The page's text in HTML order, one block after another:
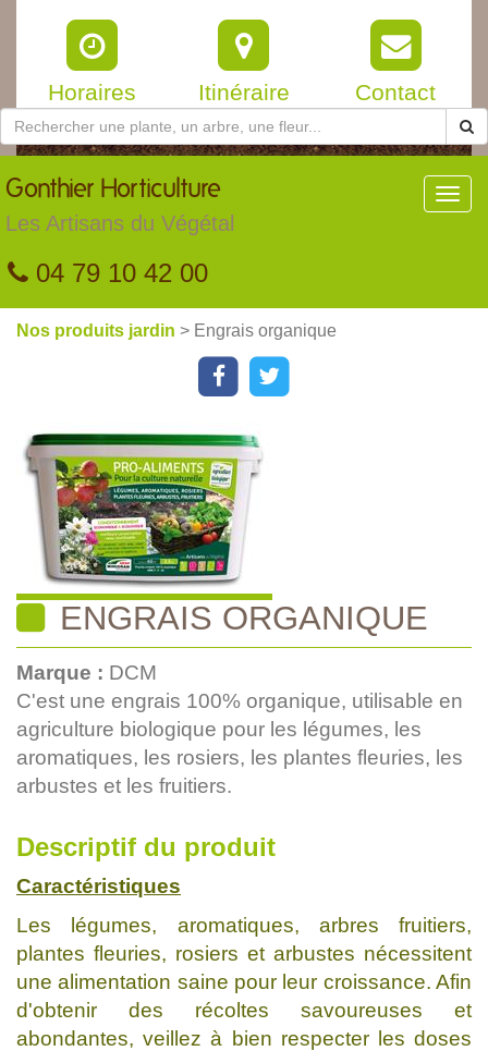
Horaires Itinéraire Contact
Gonthier Horticulture
Les Artisans du Végétal
04 79 10 42 00
Nos produits jardin > Engrais organique
ENGRAIS ORGANIQUE
Marque : DCM
C'est une engrais 100% organique, utilisable en
agriculture biologique pour les légumes, les
aromatiques, les rosiers, les plantes fleuries, les
arbustes et les fruitiers.
Descriptif du produit
Caractéristiques
Les légumes, aromatiques, arbres fruitiers,
plantes fleuries, rosiers et arbustes nécessitent
une alimentation saine pour leur croissance. Afin
d'obtenir des récoltes savoureuses et
abondantes, veillez à bien respecter les doses